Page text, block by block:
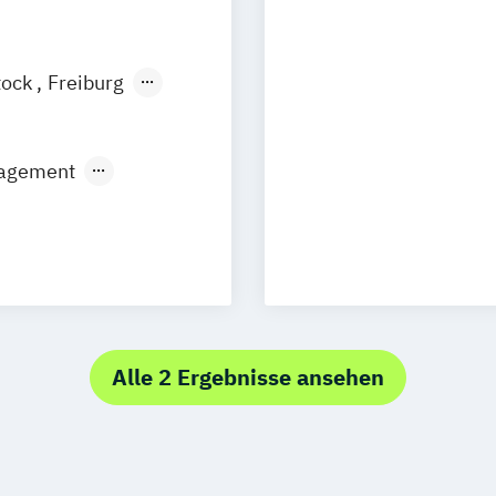
Freiburg
Innsbruck
Alle 2 Ergebnisse ansehen